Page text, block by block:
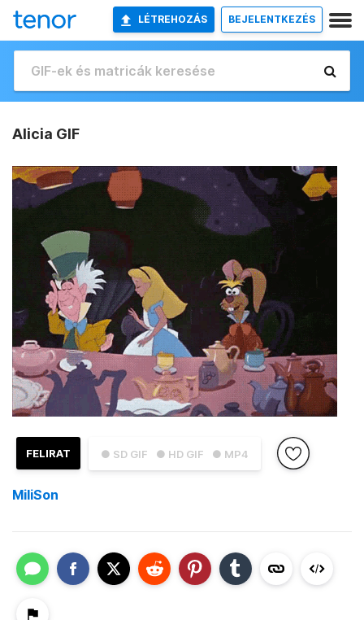
LÉTREHOZÁS BEJELENTKEZÉS
Alicia GIF
● SD GIF ● HD GIF ● MP4
FELIRAT
MiliSon